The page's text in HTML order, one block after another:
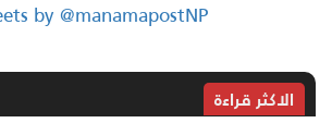
Tweets by @manamapostNP
الاکثر قراءة